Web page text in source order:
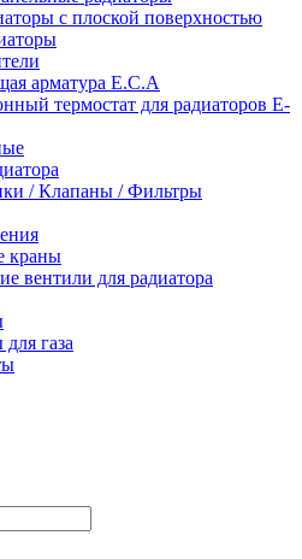
с плоской поверхностью
арматура E.C.A
термостат для радиаторов E-
/ Клапаны / Фильтры
краны
вентили для радиатора
газа